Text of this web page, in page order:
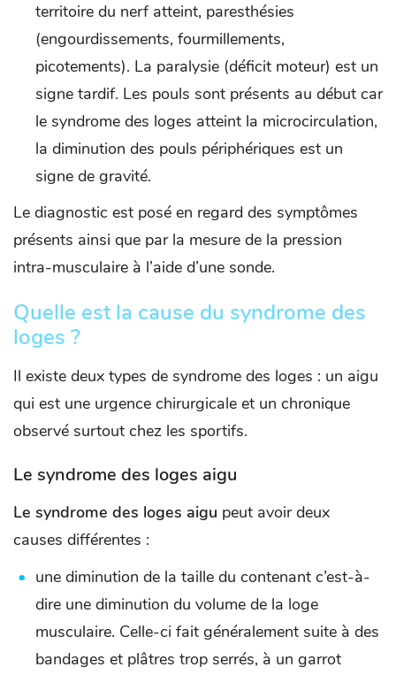
territoire du nerf atteint, paresthésies
(engourdissements, fourmillements,
picotements). La paralysie (déficit moteur) est un
signe tardif. Les pouls sont présents au début car
le syndrome des loges atteint la microcirculation,
la diminution des pouls périphériques est un
signe de gravité.
Le diagnostic est posé en regard des symptômes
présents ainsi que par la mesure de la pression
intra-musculaire à l’aide d’une sonde.
Quelle est la cause du syndrome des
loges ?
Il existe deux types de syndrome des loges : un aigu
qui est une urgence chirurgicale et un chronique
observé surtout chez les sportifs.
Le syndrome des loges aigu
Le syndrome des loges aigu peut avoir deux
causes différentes :
une diminution de la taille du contenant c’est-à-
dire une diminution du volume de la loge
musculaire. Celle-ci fait généralement suite à des
bandages et plâtres trop serrés, à un garrot